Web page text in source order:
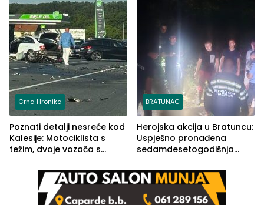
Crna Hronika
Poznati detalji nesreće kod
Kalesije: Motociklista s
težim, dvoje vozača s
BRATUNAC
Herojska akcija u Bratuncu:
Uspješno pronađena
sedamdesetogodišnja
Kravice.